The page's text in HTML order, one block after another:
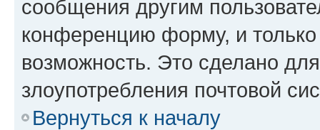
сообщения другим
конференцию форму, и
возможность. Это сделано
злоупотребления почтовой
Вернуться к началу